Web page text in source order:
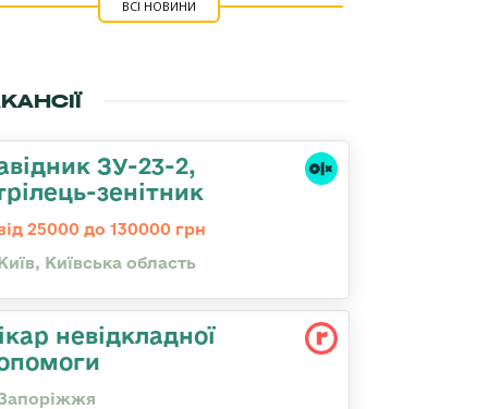
ВСІ НОВИНИ
ЗУ-23-2,
зенітник
25000 до 130000 грн
Київська область
невідкладної